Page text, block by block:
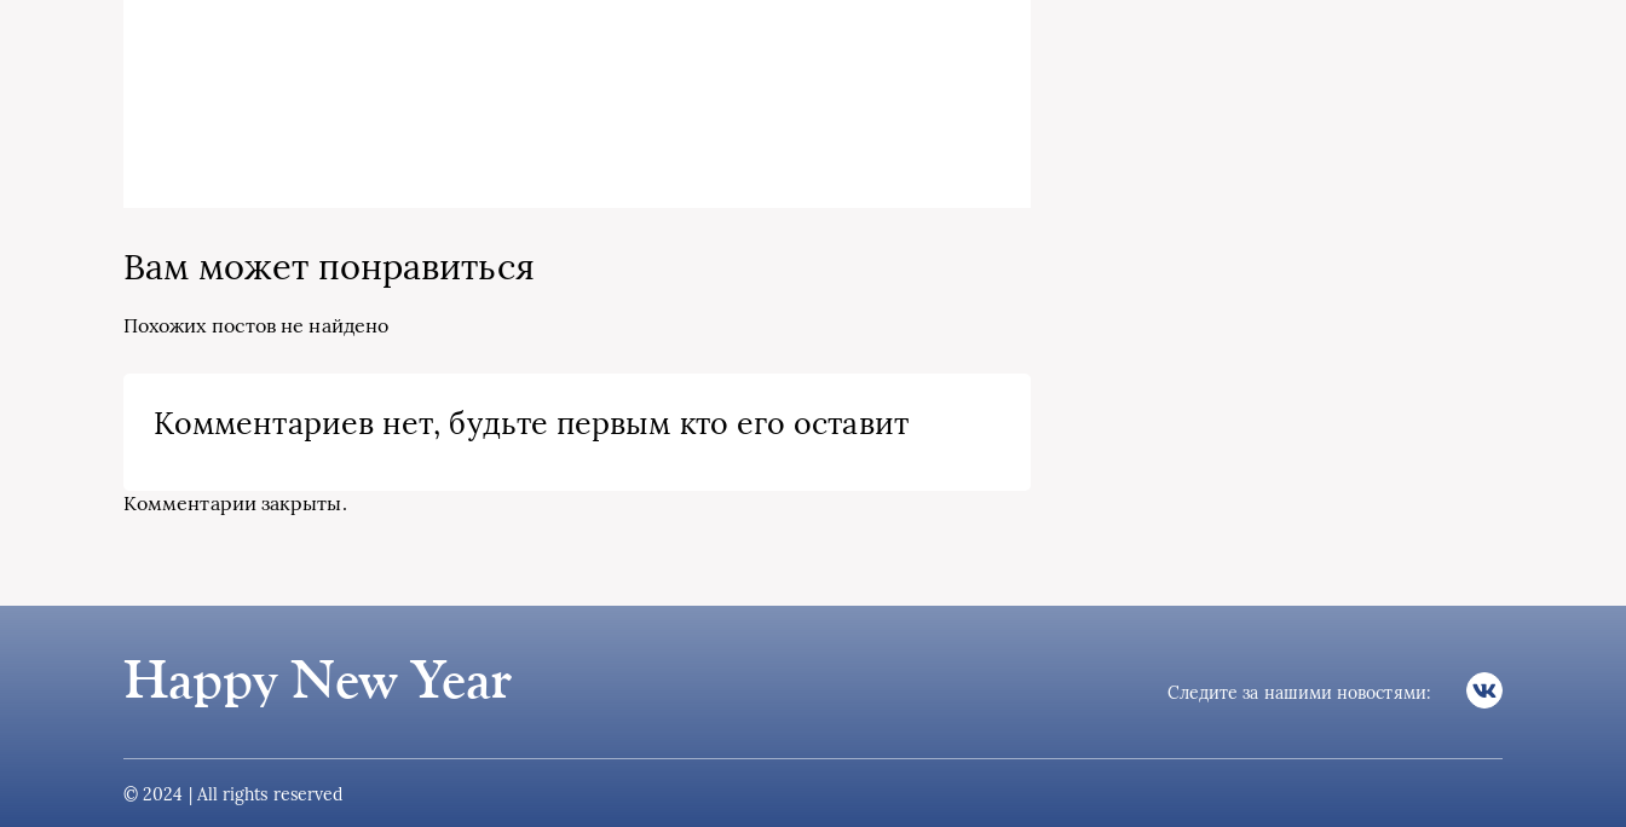
Вам может понравиться
Похожих постов не найдено
Комментариев нет, будьте первым кто его оставит
Комментарии закрыты.
Happy New Year Следите за нашими новостями:
© 2024 | All rights reserved